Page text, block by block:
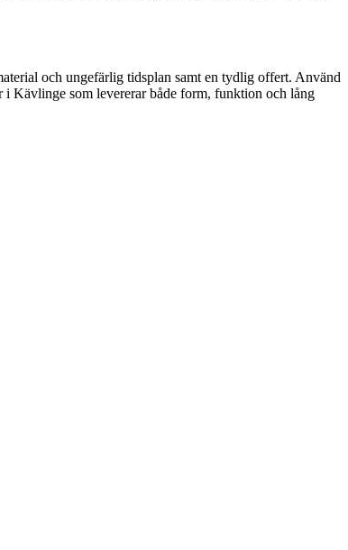
och ungefärlig tidsplan samt en tydlig offert. Använd
i Kävlinge som levererar både form, funktion och lång